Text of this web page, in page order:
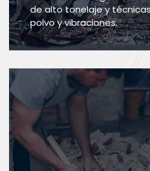
de alto tonelaje y
polvo y vibraciones.